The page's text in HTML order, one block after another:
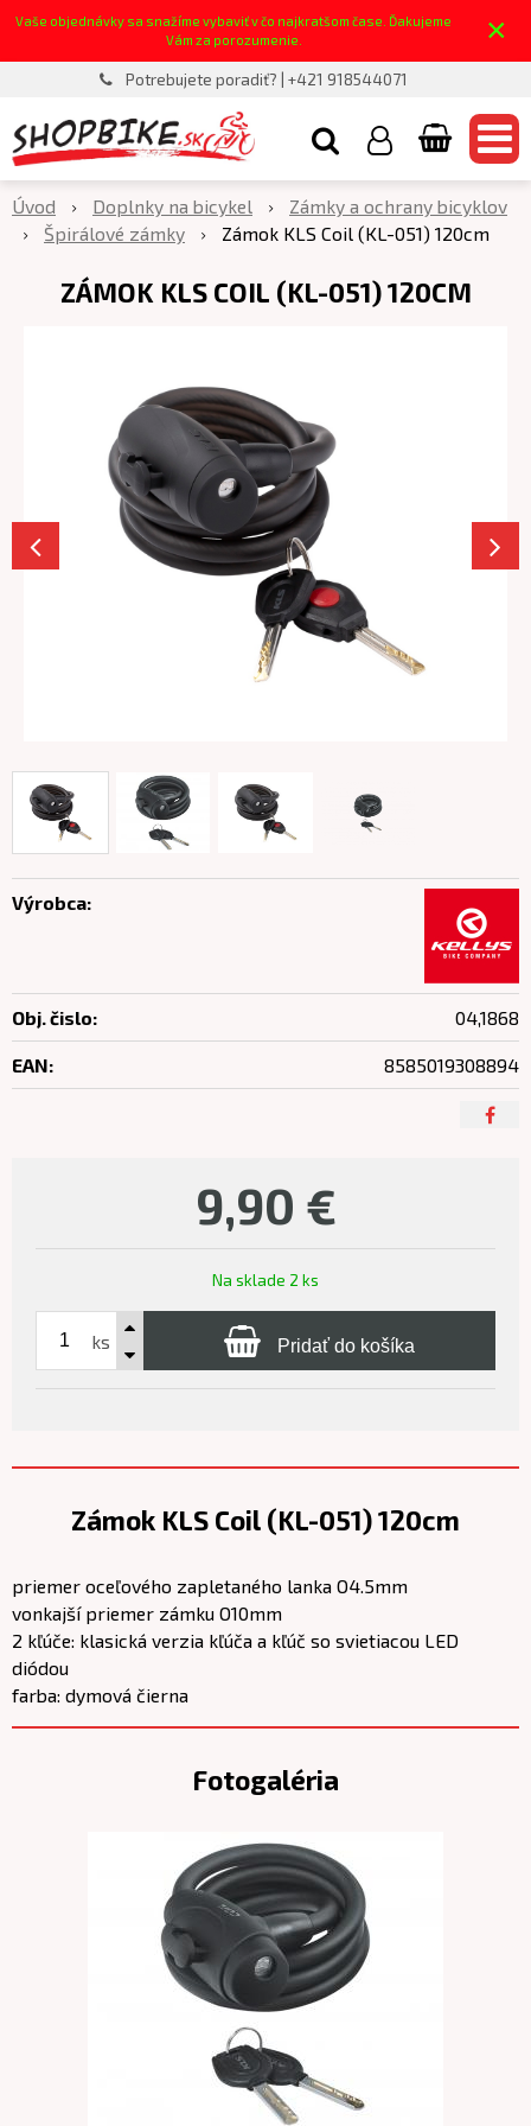
Vaše objednávky sa snažíme vybaviť v čo najkratšom čase. Ďakujeme
Vám za porozumenie.
×
Potrebujete poradiť? | +421 918544071
Úvod Doplnky na bicykel
Zámky a ochrany bicyklov
Špirálové zámky
Zámok KLS Coil (KL-051) 120cm
ZÁMOK KLS COIL (KL-051) 120CM
9,90 €
Na sklade 2 ks
ks Pridať do košíka
Výrobca:
Obj. čislo: 04,1868
EAN: 8585019308894
Zámok KLS Coil (KL-051) 120cm
priemer oceľového zapletaného lanka O4.5mm
vonkajší priemer zámku O10mm
2 kľúče: klasická verzia kľúča a kľúč so svietiacou LED
diódou
farba: dymová čierna
Fotogaléria